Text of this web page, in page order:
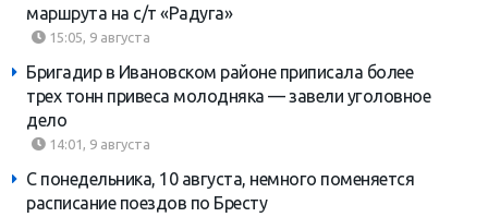
маршрута на с/т «Радуга»
15:05, 9 августа
Бригадир в Ивановском районе приписала более
трех тонн привеса молодняка — завели уголовное
дело
14:01, 9 августа
С понедельника, 10 августа, немного поменяется
расписание поездов по Бресту